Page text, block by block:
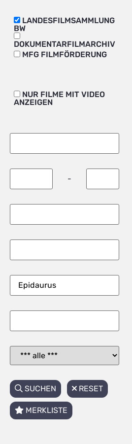
LANDESFILMSAMMLUNG
BW
DOKUMENTARFILMARCHIV
MFG FILMFÖRDERUNG
NUR FILME MIT VIDEO
ANZEIGEN
-
SUCHEN RESET
MERKLISTE